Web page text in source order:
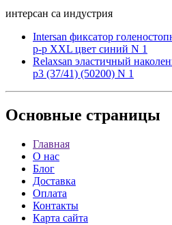
интерсан са индустрия
Intersan фиксатор
р-р XXL цвет синий N 1
Relaxsan эластичный
р3 (37/41) (50200) N 1
Основные страницы
Главная
О нас
Блог
Доставка
Оплата
Контакты
Карта сайта